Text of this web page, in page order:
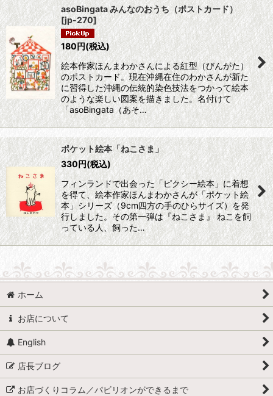
asoBingata みんなのおうち（ポストカード）
[jp-270]
180円(税込)
絵本作家ほんまわかさんによる紅型（びんがた）
のポストカード。現在沖縄在住のわかさんが新た
に習得した沖縄の伝統的染色技法をつかって絵本
のような楽しい図案を描きました。名付けて
「asoBingata（あそ…
ポケット絵本「ねこさま」
330円(税込)
フィンランドで出会った「ピクシー絵本」に着想
を得て、絵本作家ほんまわかさんが「ポケット絵
本」シリーズ（9cm四方の手のひらサイズ）を発
行しました。その第一弾は『ねこさま』 ねこを飼
っている人、飼った…
ホーム
お店について
English
店長ブログ
お店づくりコラム／パビリオンができるまで